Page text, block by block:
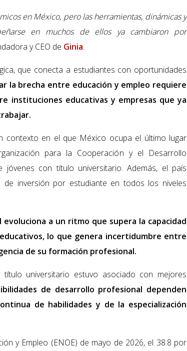
en México, pero las herramientas, dinámicas y
en muchos de ellos ya cambiaron por
y CEO de Ginia.
que conecta a estudiantes con oportunidades
la brecha entre educación y empleo requiere
instituciones educativas y empresas que ya
contexto en el que México ocupa el último lugar
para la Cooperación y el Desarrollo
jóvenes con título universitario. Además, el país
inversión por estudiante en todos los niveles
a un ritmo que supera la capacidad
lo que genera incertidumbre entre
de su formación profesional.
universitario estuvo asociado con mejores
de desarrollo profesional dependen
de habilidades y de la especialización
y Empleo (ENOE) de mayo de 2026, el 38.8 por